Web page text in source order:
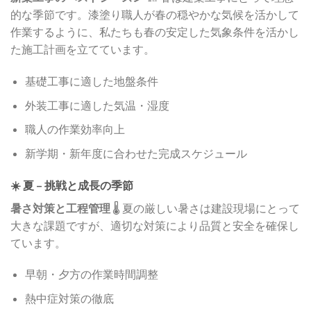
的な季節です。漆塗り職人が春の穏やかな気候を活かして
作業するように、私たちも春の安定した気象条件を活かし
た施工計画を立てています。
基礎工事に適した地盤条件
外装工事に適した気温・湿度
職人の作業効率向上
新学期・新年度に合わせた完成スケジュール
☀️ 夏 – 挑戦と成長の季節
暑さ対策と工程管理 🌡️ 夏の厳しい暑さは建設現場にとって
大きな課題ですが、適切な対策により品質と安全を確保し
ています。
早朝・夕方の作業時間調整
熱中症対策の徹底